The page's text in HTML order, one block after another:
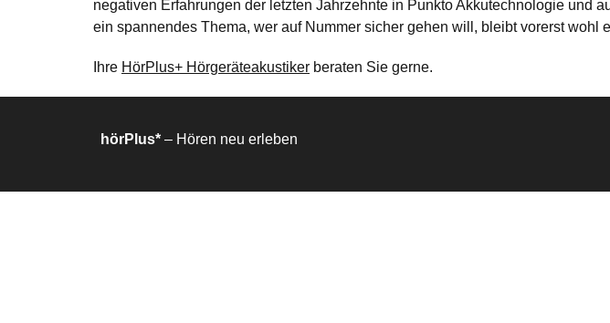
negativen Erfahrungen der letzten Jahrzehnte in Punkto Akkutechnologie und
ein spannendes Thema, wer auf Nummer sicher gehen will, bleibt vorerst wohl
Ihre HörPlus+ Hörgeräteakustiker beraten Sie gerne.
hörPlus* – Hören neu erleben